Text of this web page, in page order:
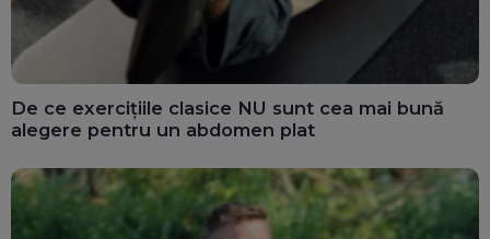
De ce exercițiile clasice NU sunt cea mai bună
alegere pentru un abdomen plat